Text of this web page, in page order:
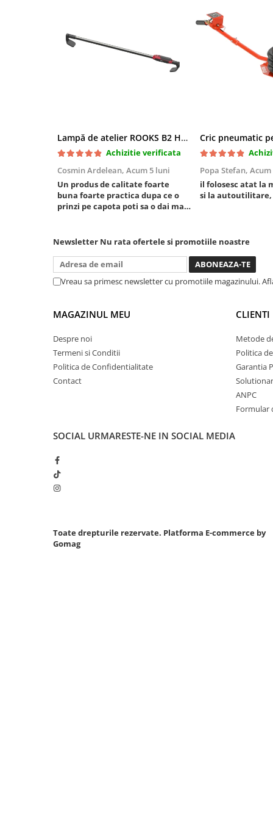
Scule Pneumatice
Accesorii Pneumatice
Alte scule pneumatice
Chei cu clichet
Filtre Pneumatice
Furtune Aer Comprimat
Masini de gaurit si taiat
Pistoale de vopsit
Pistoale Pneumatice
Slefuitoare Pneumatice
Diagnoza si masurari
Sistem directie
Sistem franare
Lampă de atelier ROOKS B2 HYBRID pentru capotă, 2000 lumeni, 5000 mAh
Achizitie verificata
Cosmin Ardelean, Acum 5 luni
Un produs de calitate foarte
buna foarte practica dupa ce o
prinzi pe capota poti sa o dai mai
baterie care tine destul de mult
dar daca o bagi la priza nu mai ai
treaba toata ziua ,ce...
Popa Stefan, Acum
il folosesc atat la
si la autoutilitare,
Newsletter Nu rata ofertele si promotiile noastre
Vreau sa primesc newsletter cu promotiile magazinului.
MAGAZINUL MEU
Despre noi
Termeni si Conditii
Politica de Confidentialitate
Contact
CLIENTI
Metode
Politica
Garantia
ANPC
Formular
SOCIAL URMARESTE-NE IN SOCIAL MEDIA
Toate drepturile rezervate. Platforma E-commerce by
Gomag